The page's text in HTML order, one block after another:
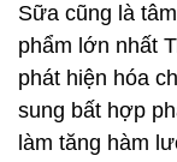
Sữa cũng là
phẩm lớn nhất
phát hiện hóa
sung bất hợp
làm tăng hàm